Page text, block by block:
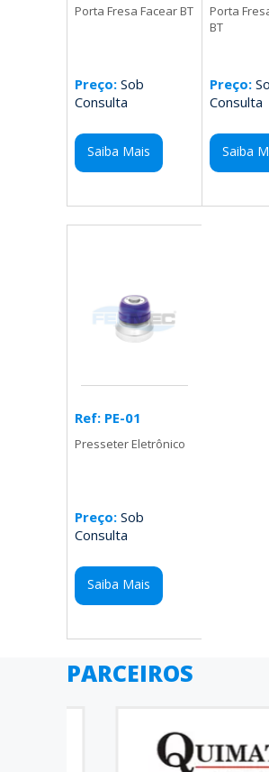
Porta Fresa Facear BT
Preço: Sob
Consulta
Saiba Mais
Porta
BT
Preço:
Consulta
Saiba
Ref: PE-01
Presseter Eletrônico
Preço: Sob
Consulta
Saiba Mais
PARCEIROS